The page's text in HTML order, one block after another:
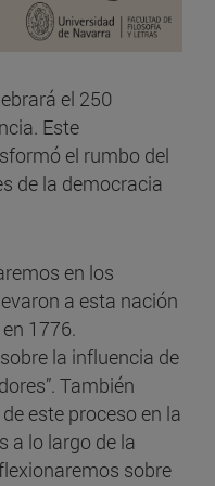
el 250
Este
el rumbo del
de la democracia
en los
a esta nación
1776.
la influencia de
También
este proceso en la
a lo largo de la
sobre